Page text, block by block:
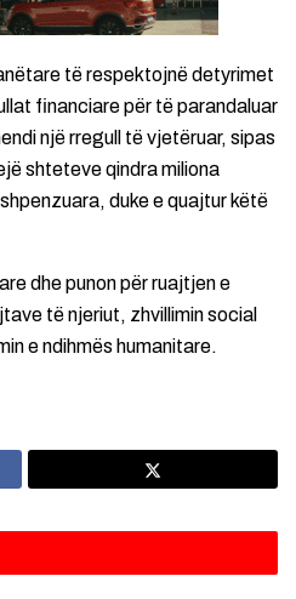
të respektojnë detyrimet
financiare për të parandaluar
një rregull të vjetëruar, sipas
shteteve qindra miliona
duke e quajtur këtë
dhe punon për ruajtjen e
të njeriut, zhvillimin social
e ndihmës humanitare.